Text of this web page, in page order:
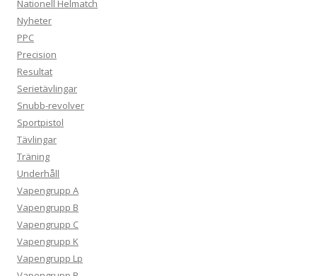
Nationell Helmatch
Nyheter
PPC
Precision
Resultat
Serietävlingar
Snubb-revolver
Sportpistol
Tävlingar
Träning
Underhåll
Vapengrupp A
Vapengrupp B
Vapengrupp C
Vapengrupp K
Vapengrupp Lp